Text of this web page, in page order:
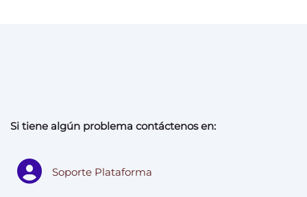
Si tiene algún problema contáctenos en:
Soporte Plataforma